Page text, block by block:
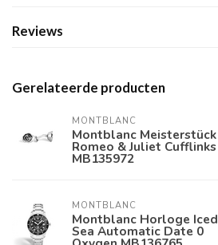
Reviews
Gerelateerde producten
MONTBLANC
Montblanc Meisterstück
Romeo & Juliet Cufflinks
MB135972
MONTBLANC
Montblanc Horloge Iced
Sea Automatic Date 0